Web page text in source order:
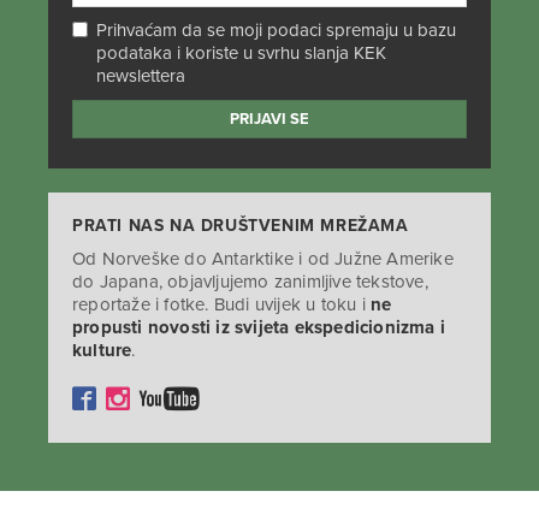
Prihvaćam da se moji podaci spremaju u bazu
podataka i koriste u svrhu slanja KEK
newslettera
PRATI NAS NA DRUŠTVENIM MREŽAMA
Od Norveške do Antarktike i od Južne Amerike
do Japana, objavljujemo zanimljive tekstove,
reportaže i fotke. Budi uvijek u toku i ne
propusti novosti iz svijeta ekspedicionizma i
kulture.